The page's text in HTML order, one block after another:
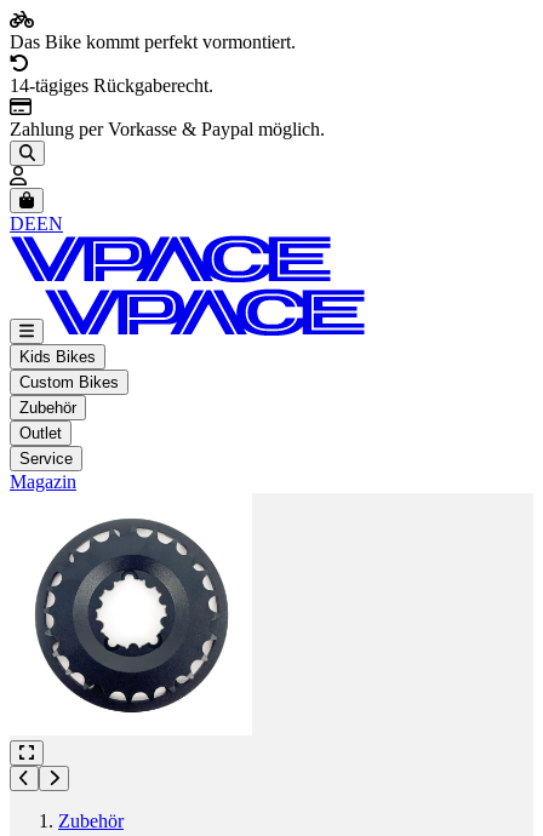
Das Bike kommt perfekt vormontiert.
14-tägiges Rückgaberecht.
Zahlung per Vorkasse & Paypal möglich.
Artikel im Warenkorb, Warenkorb anzeigen
DEEN
Kids Bikes
Custom Bikes
Zubehör
Outlet
Service
Magazin
Zubehör